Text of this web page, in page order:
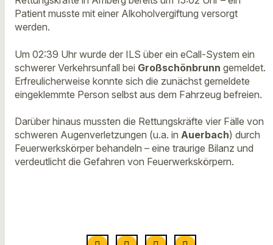
Patient musste mit einer Alkoholvergiftung versorgt
werden.
Um 02:39 Uhr wurde der ILS über ein eCall-System ein
schwerer Verkehrsunfall bei Großschönbrunn gemeldet.
Erfreulicherweise konnte sich die zunächst gemeldete
eingeklemmte Person selbst aus dem Fahrzeug befreien.
Darüber hinaus mussten die Rettungskräfte vier Fälle von
schweren Augenverletzungen (u.a. in Auerbach) durch
Feuerwerkskörper behandeln – eine traurige Bilanz und
verdeutlicht die Gefahren von Feuerwerkskörpern.